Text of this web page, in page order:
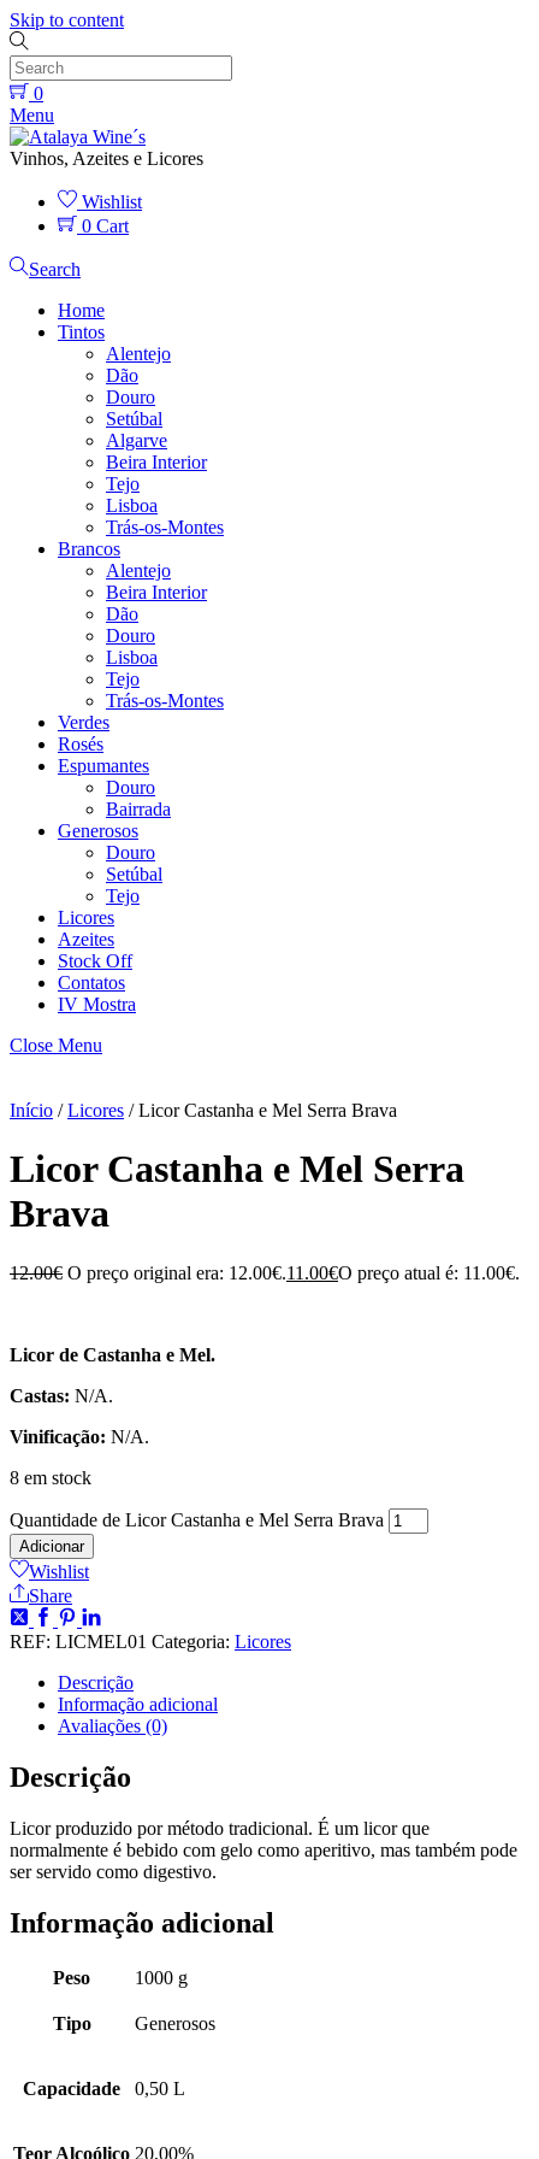
Skip to content
0
Menu
Vinhos, Azeites e Licores
Wishlist
0 Cart
Search
Home
Tintos
Alentejo
Dão
Douro
Setúbal
Algarve
Beira Interior
Tejo
Lisboa
Trás-os-Montes
Brancos
Alentejo
Beira Interior
Dão
Douro
Lisboa
Tejo
Trás-os-Montes
Verdes
Rosés
Espumantes
Douro
Bairrada
Generosos
Douro
Setúbal
Tejo
Licores
Azeites
Stock Off
Contatos
IV Mostra
Close Menu
Início /Licores / Licor Castanha e Mel Serra Brava
Licor Castanha e Mel Serra
Brava
12.00€ O preço original era: 12.00€.11.00€O preço atual é: 11.00€.
Licor de Castanha e Mel.
Castas: N/A.
Vinificação: N/A.
8 em stock
Quantidade de Licor Castanha e Mel Serra Brava
Adicionar
Wishlist
Share
REF: LICMEL01 Categoria: Licores
Descrição
Informação adicional
Avaliações (0)
Descrição
Licor produzido por método tradicional. É um licor que
normalmente é bebido com gelo como aperitivo, mas também pode
ser servido como digestivo.
Informação adicional
Peso 1000 g
Tipo Generosos
Capacidade 0,50 L
Teor Alcoólico 20,00%